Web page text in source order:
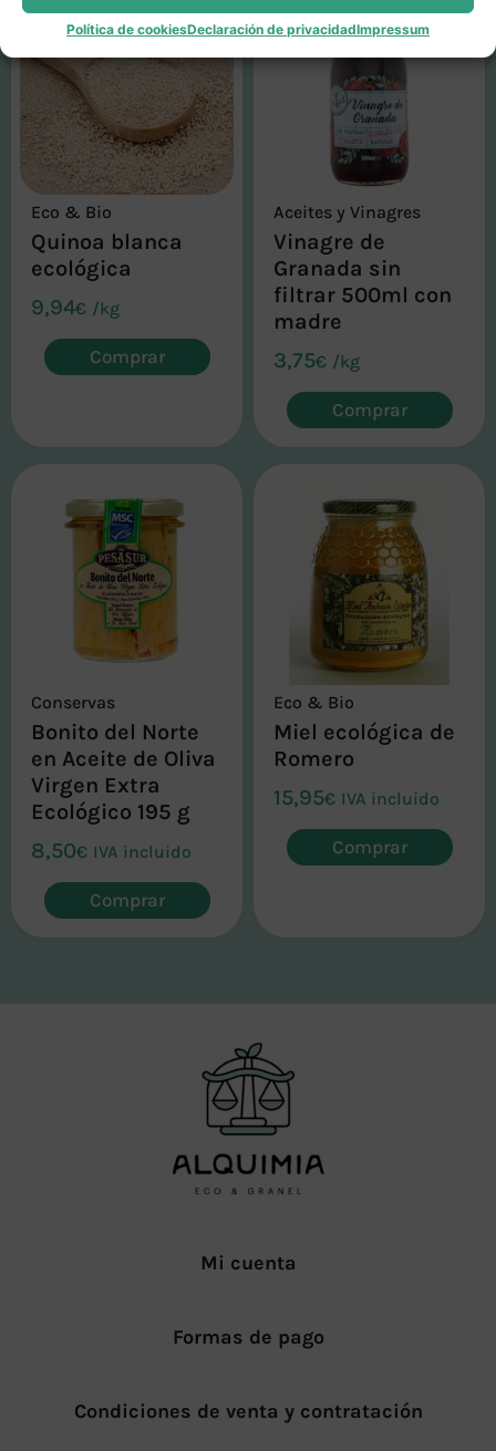
Política de cookiesDeclaración de privacidadImpressum
Eco & Bio
Quinoa blanca
ecológica
9,94€ /kg
Comprar
Aceites y Vinagres
Vinagre de
Granada sin
filtrar 500ml con
madre
3,75€ /kg
Comprar
Conservas
Bonito del Norte
en Aceite de Oliva
Virgen Extra
Ecológico 195 g
8,50€ IVA incluido
Comprar
Eco & Bio
Miel ecológica de
Romero
15,95€ IVA incluido
Comprar
Mi cuenta
Formas de pago
Condiciones de venta y contratación